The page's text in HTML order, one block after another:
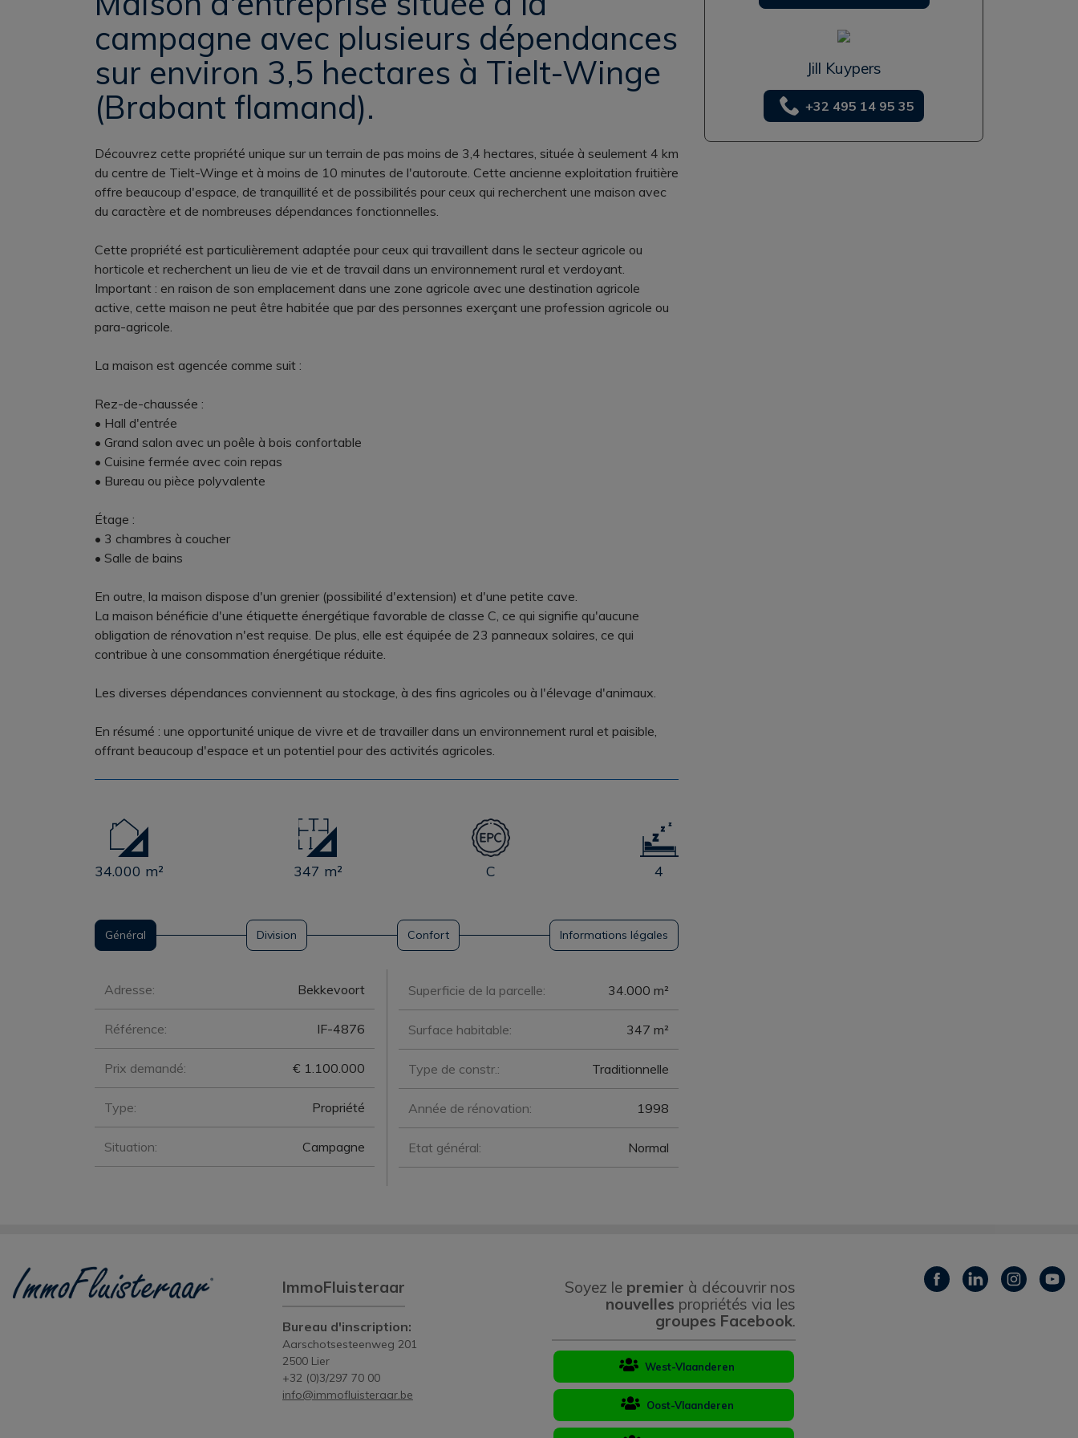
campagne avec plusieurs dépendances
sur environ 3,5 hectares à Tielt-Winge
(Brabant flamand).
Découvrez cette propriété unique sur un terrain de pas moins de 3,4 hectares, située à seulement 4 km
du centre de Tielt-Winge et à moins de 10 minutes de l'autoroute. Cette ancienne exploitation fruitière
offre beaucoup d'espace, de tranquillité et de possibilités pour ceux qui recherchent une maison avec
du caractère et de nombreuses dépendances fonctionnelles.
Cette propriété est particulièrement adaptée pour ceux qui travaillent dans le secteur agricole ou
horticole et recherchent un lieu de vie et de travail dans un environnement rural et verdoyant.
Important : en raison de son emplacement dans une zone agricole avec une destination agricole
active, cette maison ne peut être habitée que par des personnes exerçant une profession agricole ou
para-agricole.
La maison est agencée comme suit :
Rez-de-chaussée :
• Hall d'entrée
• Grand salon avec un poêle à bois confortable
• Cuisine fermée avec coin repas
• Bureau ou pièce polyvalente
Étage :
• 3 chambres à coucher
• Salle de bains
En outre, la maison dispose d'un grenier (possibilité d'extension) et d'une petite cave.
La maison bénéficie d'une étiquette énergétique favorable de classe C, ce qui signifie qu'aucune
obligation de rénovation n'est requise. De plus, elle est équipée de 23 panneaux solaires, ce qui
contribue à une consommation énergétique réduite.
Les diverses dépendances conviennent au stockage, à des fins agricoles ou à l'élevage d'animaux.
En résumé : une opportunité unique de vivre et de travailler dans un environnement rural et paisible,
offrant beaucoup d'espace et un potentiel pour des activités agricoles.
34.000 m² 347 m² C 4
Jill Kuypers
+32 495 14 95 35
Général Division Confort Informations légales
Général
Adresse: Bekkevoort
Référence: IF-4876
Prix demandé: € 1.100.000
Type: Propriété
Situation: Campagne
Superficie de la parcelle: 34.000 m²
Surface habitable: 347 m²
Type de constr.: Traditionnelle
Année de rénovation: 1998
Etat général: Normal
ImmoFluisteraar
Bureau d'inscription:
Aarschotsesteenweg 201
2500 Lier
+32 (0)3/297 70 00
info@immofluisteraar.be
Soyez le premier à découvrir nos
nouvelles propriétés via les
groupes Facebook.
West-Vlaanderen
Oost-Vlaanderen